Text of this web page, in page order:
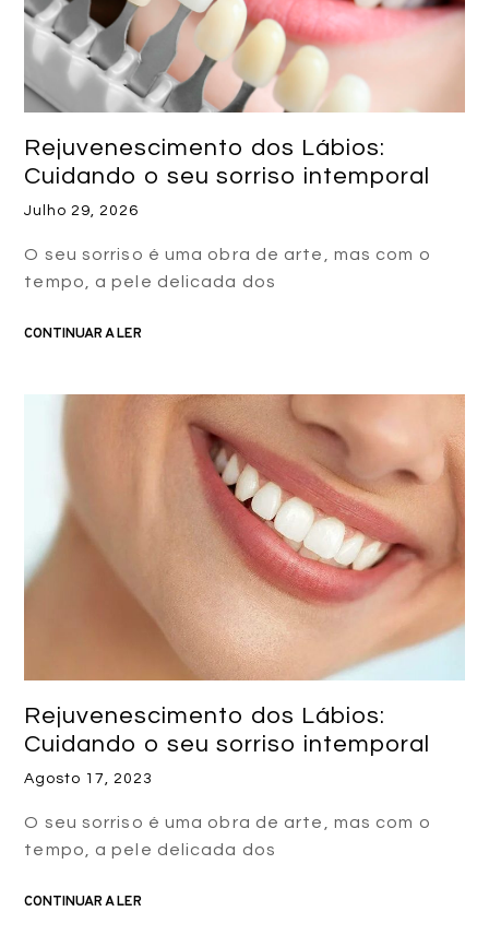
Rejuvenescimento dos Lábios:
Cuidando o seu sorriso intemporal
Julho 29, 2026
O seu sorriso é uma obra de arte, mas com o
tempo, a pele delicada dos
CONTINUAR A LER
Rejuvenescimento dos Lábios:
Cuidando o seu sorriso intemporal
Agosto 17, 2023
O seu sorriso é uma obra de arte, mas com o
tempo, a pele delicada dos
CONTINUAR A LER